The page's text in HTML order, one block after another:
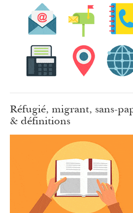
Réfugié, migrant, sans-
& définitions